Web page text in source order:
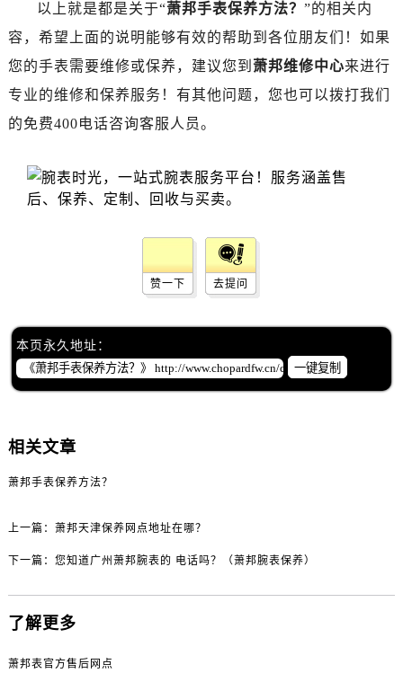
以上就是都是关于“萧邦手表保养方法？ ”的相关内
容，希望上面的说明能够有效的帮助到各位朋友们！如果
您的手表需要维修或保养，建议您到 萧邦维修中心来进行
专业的维修和保养服务！有其他问题，您也可以拨打我们
的免费400电话咨询客服人员。
赞一下 去提问
本页永久地址：
一键复制
相关文章
萧邦手表保养方法？
上一篇： 萧邦天津保养网点地址在哪？
下一篇： 您知道广州萧邦腕表的 电话吗？（萧邦腕表保养）
了解更多
萧邦表官方售后网点